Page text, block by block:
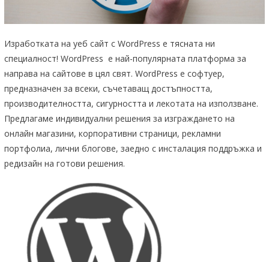
Изработката на уеб сайт с WordPress е тясната ни
специалност! WordPress е най-популярната платформа за
направа на сайтове в цял свят. WordPress е софтуер,
предназначен за всеки, съчетаващ достъпността,
производителността, сигурността и лекотата на използване.
Предлагаме индивидуални решения за изграждането на
онлайн магазини, корпоративни страници, рекламни
портфолиа, лични блогове, заедно с инсталация поддръжка и
редизайн на готови решения.